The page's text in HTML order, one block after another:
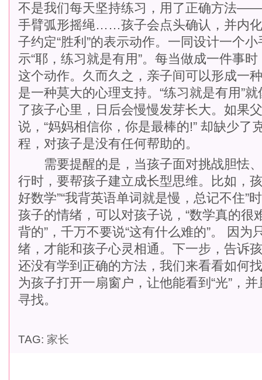
不是我们每天坚持练习，用了正确方法
手臂弧形摇绳……孩子会点头确认，并内
子约定“胜利”的表示动作。一同设计一个
示“耶，练习就是有用”。每当做成一件事
这个动作。久而久之，亲子间可以形成一
是一种莫大的心理支持。“练习就是有用”
了孩子心里，日后会慢慢发芽长大。如果
说，“妈妈相信你，你是最棒的!” 却缺少了
程，对孩子是没有任何帮助的。
需要提醒的是，当孩子面对挑战胆怯、
行时，要帮孩子建立成长型思维。比如，
好数学”“我背英语单词就是慢，总记不住”
孩子的情绪，可以对孩子说，“数学真的很
背的”，千万不要说“这有什么难的”。 因为
绪，才能和孩子心灵相通。下一步，告诉
还没有学到正确的方法，我们来看看如何
为孩子打开一扇窗户，让他能看到“光”，
寻找。
TAG: 家长